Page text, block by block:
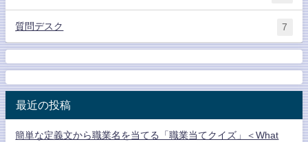
質問デスク 7
最近の投稿
簡単な定義文から職業名を当てる「職業当てクイズ」＜What